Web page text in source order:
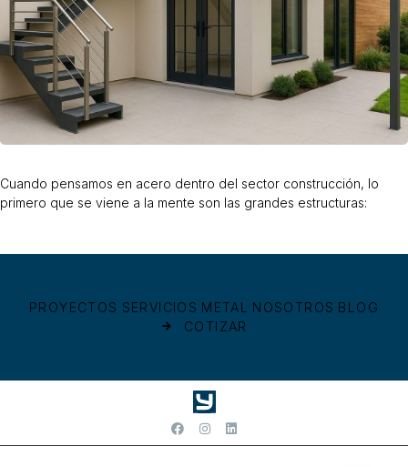
Cuando pensamos en acero dentro del sector construcción, lo
primero que se viene a la mente son las grandes estructuras:
PROYECTOS SERVICIOS METAL NOSOTROS BLOG
COTIZAR